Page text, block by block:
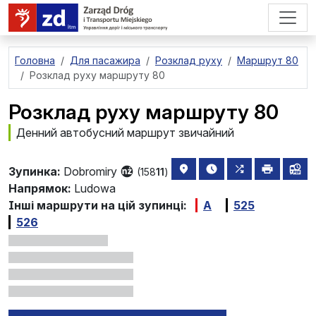
перейти до основного вмісту
Головна Для пасажира Розклад руху
Маршрут 80
Розклад руху маршруту 80
Розклад руху маршруту 80
Денний автобусний маршрут звичайний
Зупинка: Dobromiry (15811) розташування зупинки на
найближчі
всі
Напрямок: Ludowa
Інші маршрути на цій зупинці:
A
525
526